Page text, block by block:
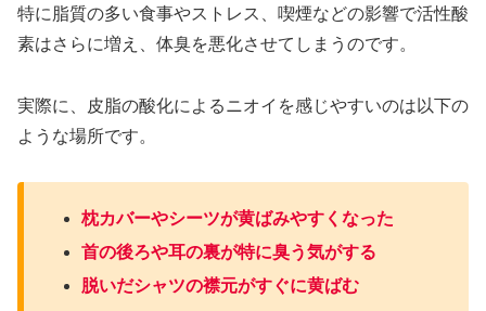
特に脂質の多い食事やストレス、喫煙などの影響で活性酸
素はさらに増え、体臭を悪化させてしまうのです。
実際に、皮脂の酸化によるニオイを感じやすいのは以下の
ような場所です。
枕カバーやシーツが黄ばみやすくなった
首の後ろや耳の裏が特に臭う気がする
脱いだシャツの襟元がすぐに黄ばむ